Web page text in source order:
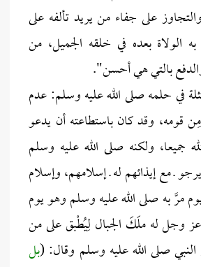
على جفاء من يريد تألفه على
الولاة بعده في خلقه الجميل، من
بالتي هي أحسن".
في حلمه صلى الله عليه وسلم: عدم
قومه، وقد كان باستطاعته أن يدعو
جميعا، ولكنه صلى الله عليه وسلم
ـ مع إيذائهم له ـ إسلامهم، وإسلام
مرَّ به صلى الله عليه وسلم وهو يوم
وجل له ملَكَ الجبال لِيُطْبق على من
النبي صلى الله عليه وسلم وقال: (بل